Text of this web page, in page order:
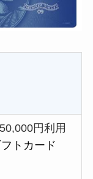
円利用
トカード